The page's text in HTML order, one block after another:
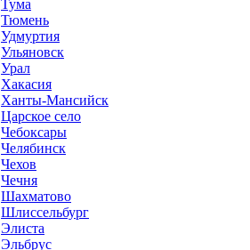
Тума
Тюмень
Удмуртия
Ульяновск
Урал
Хакасия
Ханты-Мансийск
Царское село
Чебоксары
Челябинск
Чехов
Чечня
Шахматово
Шлиссельбург
Элиста
Эльбрус